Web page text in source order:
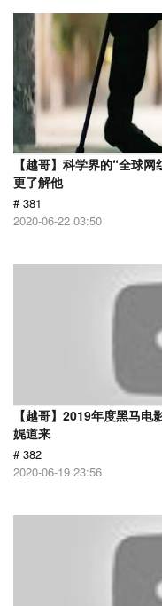
【越哥】科学界的“全球
更了解他
# 381
2020-06-22 03:50
【越哥】2019年度黑马
娓道来
# 382
2020-06-19 23:56